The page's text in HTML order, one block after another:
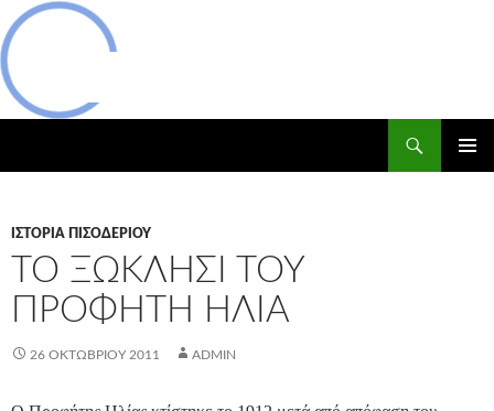
Μετάβαση
σε
περιεχόμενο
ΙΣΤΟΡΊΑ ΠΙΣΟΔΕΡΊΟΥ
ΤΟ ΞΩΚΛΗΣΙ ΤΟΥ
ΠΡΟΦΗΤΗ ΗΛΙΑ
26 ΟΚΤΩΒΡΊΟΥ 2011 ADMIN